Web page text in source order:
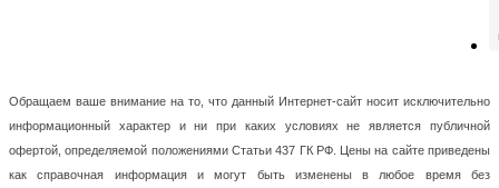
Обращаем ваше внимание на то, что данный Интернет-сайт носит исключительно
информационный характер и ни при каких условиях не является публичной
офертой, определяемой положениями Статьи 437 ГК РФ. Цены на сайте приведены
как справочная информация и могут быть изменены в любое время без